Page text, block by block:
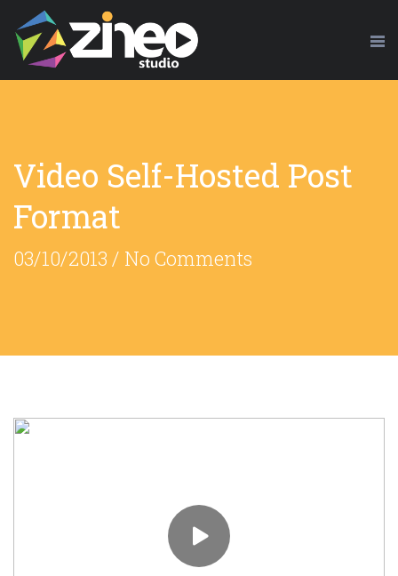
Video Self-Hosted Post
Format
03/10/2013 / No Comments